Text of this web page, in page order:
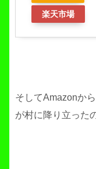
楽天市場
そしてAmazonか
が村に降り立った